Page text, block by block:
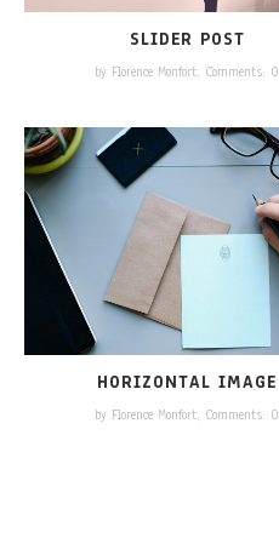
SLIDER POST
by Florence Monfort, Comments: 0
HORIZONTAL IMAGE
by Florence Monfort, Comments: 0